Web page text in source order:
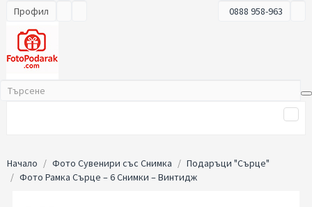
Профил 0888 958-963
Начало Фото Сувенири със Снимка
Подаръци "Сърце"
Фото Рамка Сърце – 6 Снимки – Винтидж